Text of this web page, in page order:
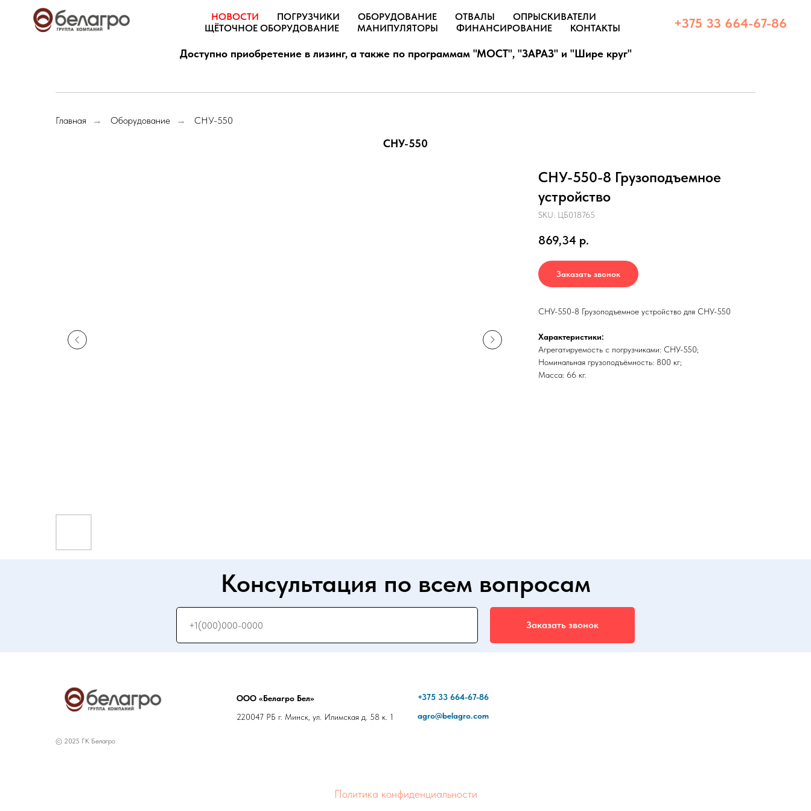
НОВОСТИ ПОГРУЗЧИКИ ОБОРУДОВАНИЕ ОТВАЛЫ
ОПРЫСКИВАТЕЛИ
ЩЁТОЧНОЕ ОБОРУДОВАНИЕ
МАНИПУЛЯТОРЫ ФИНАНСИРОВАНИЕ КОНТАКТЫ +375 33 664-67-86
Доступно приобретение в лизинг, а также по программам "МОСТ", "ЗАРАЗ" и "Шире круг"
Главная → Оборудование → СНУ-550
СНУ-550
СНУ-550-8 Грузоподъемное
устройство
SKU: ЦБ018765
869,34 р.
Заказать звонок
СНУ-550-8 Грузоподъемное устройство для СНУ-550
Характеристики:
Агрегатируемость с погрузчиками: СНУ-550;
Номинальная грузоподъёмность: 800 кг;
Масса: 66 кг.
Консультация по всем вопросам
Заказать звонок
© 2025 ГК Белагро
ООО «Белагро Бел»
220047 РБ г. Минск, ул. Илимская д. 58 к. 1
+375 33 664-67-86
agro@belagro.com
Политика конфиденциальности